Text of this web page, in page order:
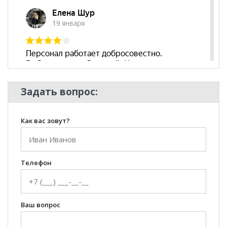
Задать вопрос:
Как вас зовут?
Телефон
Ваш вопрос